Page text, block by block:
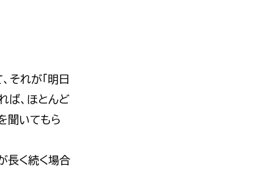
それが「明日
ば、ほとんど
聞いてもら
長く続く場合